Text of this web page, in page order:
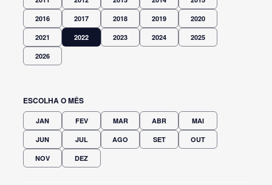
2016 2017 2018 2019 2020
2021 2022 2023 2024 2025
2026
ESCOLHA O MÊS
JAN FEV MAR ABR MAI
JUN JUL AGO SET OUT
NOV DEZ